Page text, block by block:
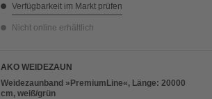
Verfügbarkeit im Markt prüfen
Nicht online erhältlich
AKO WEIDEZAUN
Weidezaunband »PremiumLine«, Länge: 20000
cm, weiß/grün